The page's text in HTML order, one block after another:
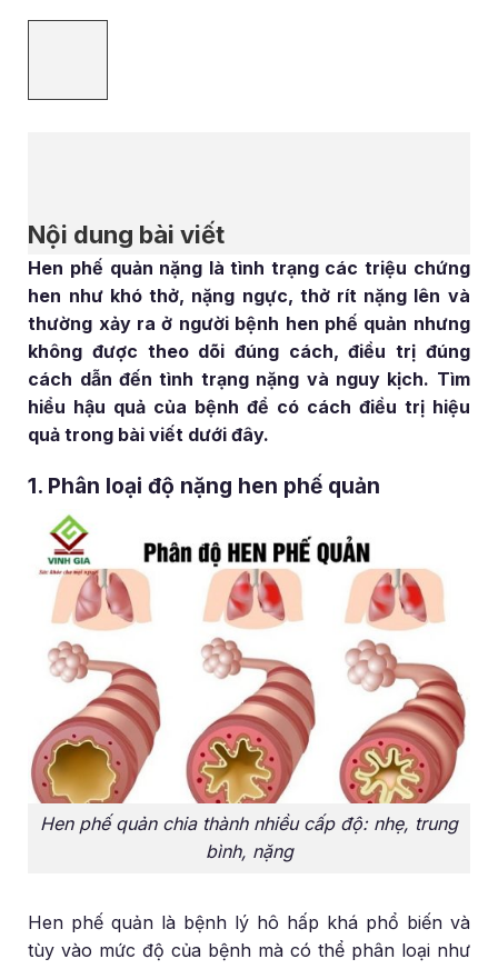
Nội dung bài viết
Hen phế quản nặng là tình trạng các triệu chứng
hen như khó thở, nặng ngực, thở rít nặng lên và
thường xảy ra ở người bệnh hen phế quản nhưng
không được theo dõi đúng cách, điều trị đúng
cách dẫn đến tình trạng nặng và nguy kịch. Tìm
hiểu hậu quả của bệnh để có cách điều trị hiệu
quả trong bài viết dưới đây.
1. Phân loại độ nặng hen phế quản
Hen phế quản chia thành nhiều cấp độ: nhẹ, trung
bình, nặng
Hen phế quản là bệnh lý hô hấp khá phổ biến và
tùy vào mức độ của bệnh mà có thể phân loại như